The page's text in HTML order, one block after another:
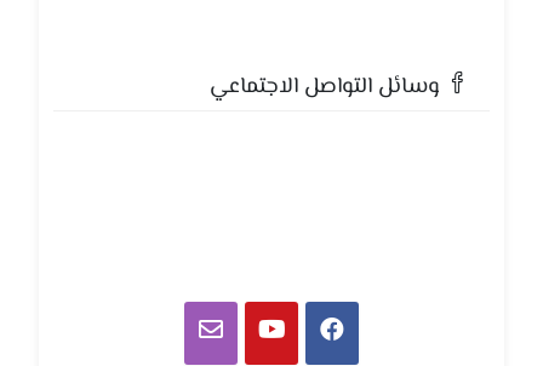
وسائل التواصل الاجتماعي